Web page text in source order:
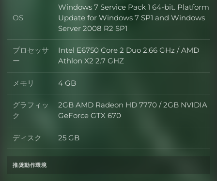
OS OS
Windows 7 Service Pack 1 64-bit. Platform
Update for Windows 7 SP1 and Windows
Server 2008 R2 SP1
プロセッサ
ー
プロセッサー
Intel E6750 Core 2 Duo 2.66 GHz / AMD
Athlon X2 2.7 GHZ
メモリ メモリ
4 GB
グラフィッ
ク
グラフィック
2GB AMD Radeon HD 7770 / 2GB NVIDIA
GeForce GTX 670
ディスク ディスク
25 GB
推奨動作環境